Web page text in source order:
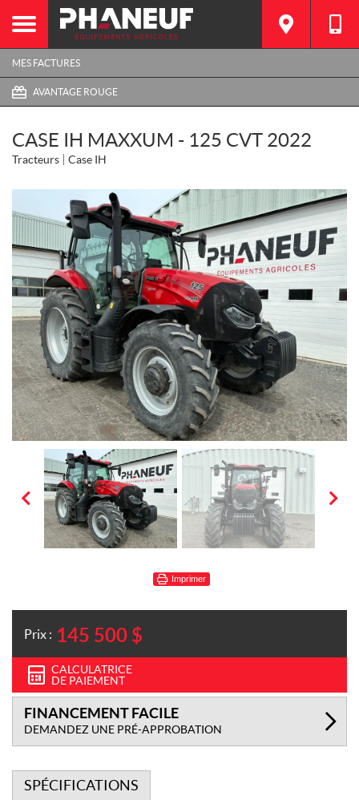
MES FACTURES
AVANTAGE ROUGE
CASE IH MAXXUM - 125 CVT 2022
Tracteurs Case IH
Imprimer
Prix : 145 500 $
CALCULATRICE
DE PAIEMENT
FINANCEMENT FACILE
DEMANDEZ UNE PRÉ-APPROBATION
SPÉCIFICATIONS